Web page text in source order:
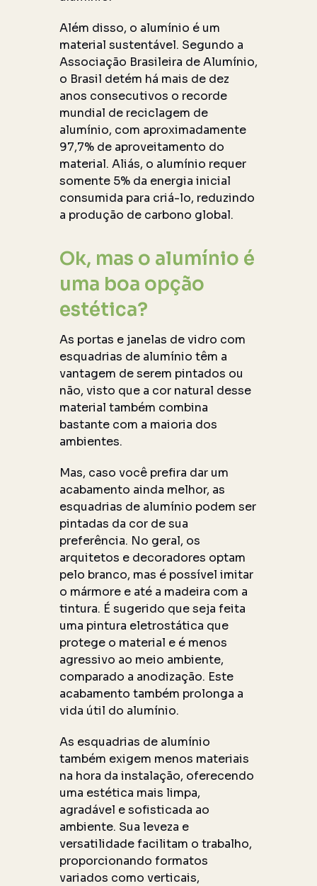
Além disso, o alumínio é um
material sustentável. Segundo a
Associação Brasileira de Alumínio,
o Brasil detém há mais de dez
anos consecutivos o recorde
mundial de reciclagem de
alumínio, com aproximadamente
97,7% de aproveitamento do
material. Aliás, o alumínio requer
somente 5% da energia inicial
consumida para criá-lo, reduzindo
a produção de carbono global.
Ok, mas o alumínio é
uma boa opção
estética?
As portas e janelas de vidro com
esquadrias de alumínio têm a
vantagem de serem pintados ou
não, visto que a cor natural desse
material também combina
bastante com a maioria dos
ambientes.
Mas, caso você prefira dar um
acabamento ainda melhor, as
esquadrias de alumínio podem ser
pintadas da cor de sua
preferência. No geral, os
arquitetos e decoradores optam
pelo branco, mas é possível imitar
o mármore e até a madeira com a
tintura. É sugerido que seja feita
uma pintura eletrostática que
protege o material e é menos
agressivo ao meio ambiente,
comparado a anodização. Este
acabamento também prolonga a
vida útil do alumínio.
As esquadrias de alumínio
também exigem menos materiais
na hora da instalação, oferecendo
uma estética mais limpa,
agradável e sofisticada ao
ambiente. Sua leveza e
versatilidade facilitam o trabalho,
proporcionando formatos
variados como verticais,